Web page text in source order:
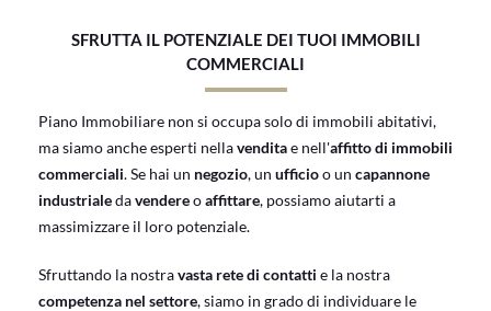
SFRUTTA IL POTENZIALE DEI TUOI IMMOBILI
COMMERCIALI
Piano Immobiliare non si occupa solo di immobili abitativi,
ma siamo anche esperti nellavenditae nell'affitto di immobili
commerciali. Se hai un negozio, un ufficioo un capannone
industrialedavendereoaffittare, possiamo aiutarti a
massimizzare il loro potenziale.
Sfruttando la nostravasta rete di contatti e la nostra
competenza nel settore, siamo in grado di individuare le